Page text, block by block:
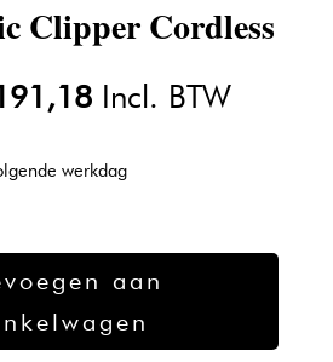
Clipper Cordless
Huidige
is:
€191,18.
Incl. BTW
werkdag
aan